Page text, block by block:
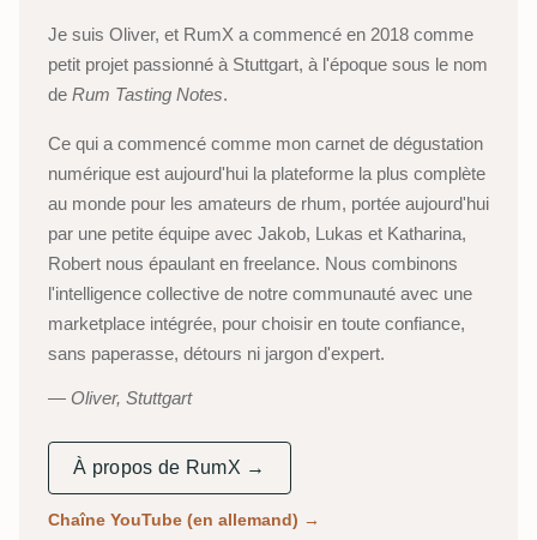
Je suis Oliver, et RumX a commencé en 2018 comme
petit projet passionné à Stuttgart, à l'époque sous le nom
de Rum Tasting Notes.
Ce qui a commencé comme mon carnet de dégustation
numérique est aujourd'hui la plateforme la plus complète
au monde pour les amateurs de rhum, portée aujourd'hui
par une petite équipe avec Jakob, Lukas et Katharina,
Robert nous épaulant en freelance. Nous combinons
l'intelligence collective de notre communauté avec une
marketplace intégrée, pour choisir en toute confiance,
sans paperasse, détours ni jargon d'expert.
Oliver, Stuttgart
À propos de RumX →
Chaîne YouTube (en allemand) →